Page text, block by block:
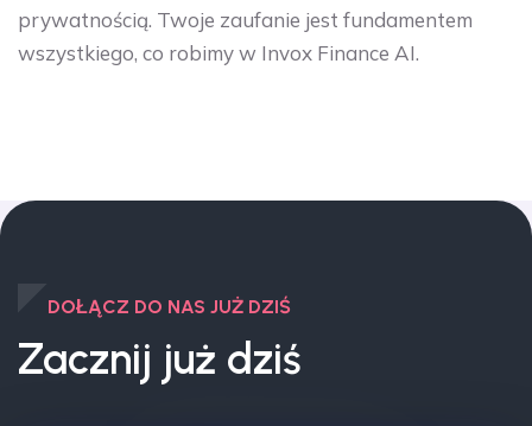
prywatnością. Twoje zaufanie jest fundamentem
wszystkiego, co robimy w Invox Finance AI.
DOŁĄCZ DO NAS JUŻ DZIŚ
Zacznij już dziś